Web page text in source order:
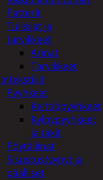
Patterit
Tulisijat ja
tarvikkeet
Arinat
Tarvikkeet
Pyyhkeet
Keittiöpyyhkeet
Kylpypyyhkeet
ja takit
Pöytäliinat
Sisustustyynyt ja
päälliset